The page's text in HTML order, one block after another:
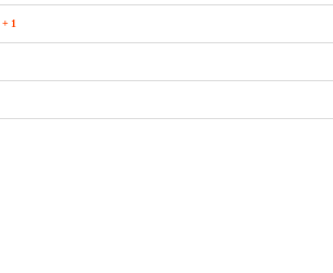
+ 1